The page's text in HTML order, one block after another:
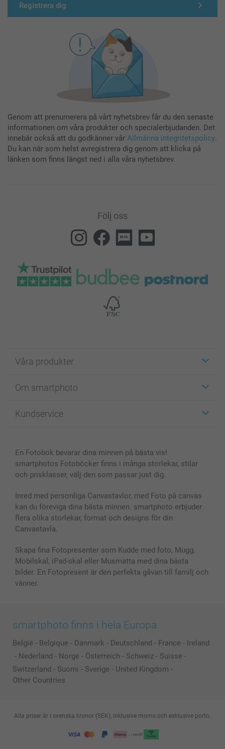
Registrera dig
Genom att prenumerera på vårt nyhetsbrev får du den senaste
informationen om våra produkter och specialerbjudanden. Det
innebär också att du godkänner vår Allmänna integritetspolicy.
Du kan när som helst avregistrera dig genom att klicka på
länken som finns längst ned i alla våra nyhetsbrev.
Följ oss
Våra produkter
Fotokort
Fotoböcker
Skal till Mobil & Surfplatta
MyNameBook
Fotoramar & Tillbehör
Presentkort
Alla fotoprodukter
Om smartphoto
För affiliates
Sitemap
Villkor och garantier
Kundservice
smartbonus
Priser & betalning
En Fotobok bevarar dina minnen på bästa vis!
smartphotos Fotoböcker finns i många storlekar, stilar
och prisklasser, välj den som passar just dig.
Inred med personliga Canvastavlor, med Foto på canvas
kan du föreviga dina bästa minnen. smartphoto erbjuder
flera olika storlekar, format och designs för din
Canvastavla.
Skapa fina Fotopresenter som Kudde med foto, Mugg,
Mobilskal, iPad-skal eller Musmatta med dina bästa
bilder. En Fotopresent är den perfekta gåvan till familj och
vänner.
smartphoto finns i hela Europa
België - Belgique - Danmark - Deutschland - France - Ireland
- Nederland - Norge - Österreich - Schweiz - Suisse -
Switzerland - Suomi - Sverige - United Kingdom -
Other Countries
Alla priser är i svenska kronor (SEK), inklusive moms och exklusive porto.